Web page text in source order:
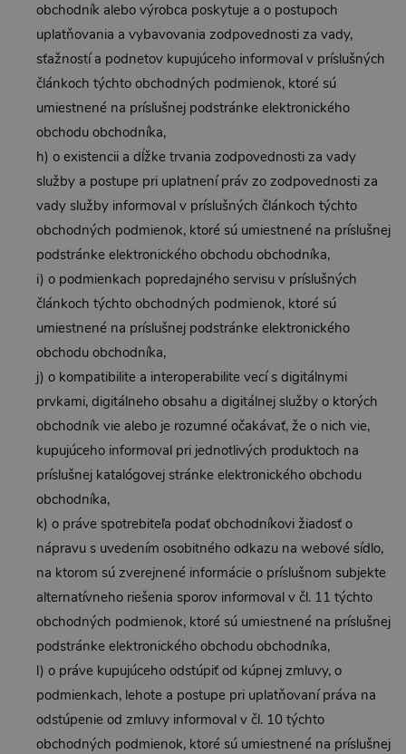
obchodník alebo výrobca poskytuje a o postupoch
uplatňovania a vybavovania zodpovednosti za vady,
sťažností a podnetov kupujúceho informoval v príslušných
článkoch týchto obchodných podmienok, ktoré sú
umiestnené na príslušnej podstránke elektronického
obchodu obchodníka,
h) o existencii a dĺžke trvania zodpovednosti za vady
služby a postupe pri uplatnení práv zo zodpovednosti za
vady služby informoval v príslušných článkoch týchto
obchodných podmienok, ktoré sú umiestnené na príslušnej
podstránke elektronického obchodu obchodníka,
i) o podmienkach popredajného servisu v príslušných
článkoch týchto obchodných podmienok, ktoré sú
umiestnené na príslušnej podstránke elektronického
obchodu obchodníka,
j) o kompatibilite a interoperabilite vecí s digitálnymi
prvkami, digitálneho obsahu a digitálnej služby o ktorých
obchodník vie alebo je rozumné očakávať, že o nich vie,
kupujúceho informoval pri jednotlivých produktoch na
príslušnej katalógovej stránke elektronického obchodu
obchodníka,
k) o práve spotrebiteľa podať obchodníkovi žiadosť o
nápravu s uvedením osobitného odkazu na webové sídlo,
na ktorom sú zverejnené informácie o príslušnom subjekte
alternatívneho riešenia sporov informoval v čl. 11 týchto
obchodných podmienok, ktoré sú umiestnené na príslušnej
podstránke elektronického obchodu obchodníka,
l) o práve kupujúceho odstúpiť od kúpnej zmluvy, o
podmienkach, lehote a postupe pri uplatňovaní práva na
odstúpenie od zmluvy informoval v čl. 10 týchto
obchodných podmienok, ktoré sú umiestnené na príslušnej